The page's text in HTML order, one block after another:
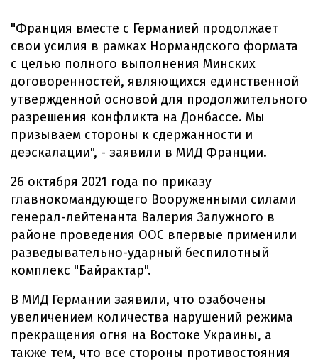
"Франция вместе с Германией продолжает
свои усилия в рамках Нормандского формата
с целью полного выполнения Минских
договоренностей, являющихся единственной
утвержденной основой для продолжительного
разрешения конфликта на Донбассе. Мы
призываем стороны к сдержанности и
деэскалации", - заявили в МИД Франции.
26 октября 2021 года по приказу
главнокомандующего Вооруженными силами
генерал-лейтенанта Валерия Залужного в
районе проведения ООС впервые применили
разведывательно-ударный беспилотный
комплекс "Байрактар".
В МИД Германии заявили, что озабочены
увеличением количества нарушений режима
прекращения огня на Востоке Украины, а
также тем, что все стороны противостояния